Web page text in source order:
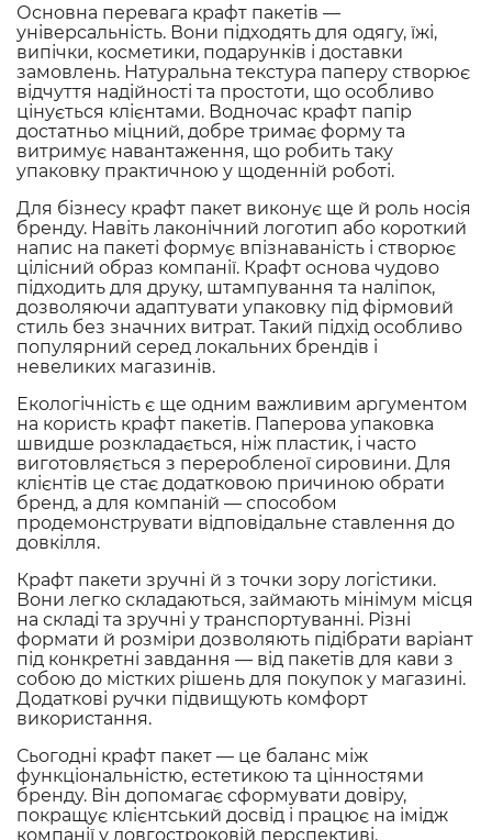
Основна перевага крафт пакетів —
універсальність. Вони підходять для одягу, їжі,
випічки, косметики, подарунків і доставки
замовлень. Натуральна текстура паперу створює
відчуття надійності та простоти, що особливо
цінується клієнтами. Водночас крафт папір
достатньо міцний, добре тримає форму та
витримує навантаження, що робить таку
упаковку практичною у щоденній роботі.
Для бізнесу крафт пакет виконує ще й роль носія
бренду. Навіть лаконічний логотип або короткий
напис на пакеті формує впізнаваність і створює
цілісний образ компанії. Крафт основа чудово
підходить для друку, штампування та наліпок,
дозволяючи адаптувати упаковку під фірмовий
стиль без значних витрат. Такий підхід особливо
популярний серед локальних брендів і
невеликих магазинів.
Екологічність є ще одним важливим аргументом
на користь крафт пакетів. Паперова упаковка
швидше розкладається, ніж пластик, і часто
виготовляється з переробленої сировини. Для
клієнтів це стає додатковою причиною обрати
бренд, а для компаній — способом
продемонструвати відповідальне ставлення до
довкілля.
Крафт пакети зручні й з точки зору логістики.
Вони легко складаються, займають мінімум місця
на складі та зручні у транспортуванні. Різні
формати й розміри дозволяють підібрати варіант
під конкретні завдання — від пакетів для кави з
собою до містких рішень для покупок у магазині.
Додаткові ручки підвищують комфорт
використання.
Сьогодні крафт пакет — це баланс між
функціональністю, естетикою та цінностями
бренду. Він допомагає сформувати довіру,
покращує клієнтський досвід і працює на імідж
компанії у довгостроковій перспективі.